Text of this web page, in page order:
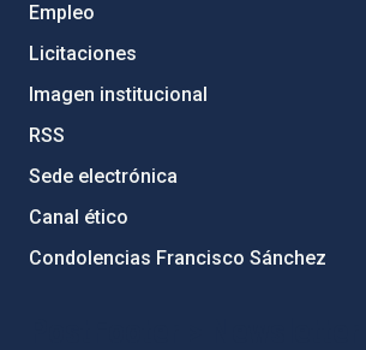
Empleo
Licitaciones
Imagen institucional
RSS
Sede electrónica
Canal ético
Condolencias Francisco Sánchez